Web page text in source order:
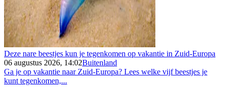
Deze nare beestjes kun je tegenkomen op vakantie in Zuid-Europa
06 augustus 2026, 14:02Buitenland
Ga je op vakantie naar Zuid-Europa? Lees welke vijf beestjes je
kunt tegenkomen,...